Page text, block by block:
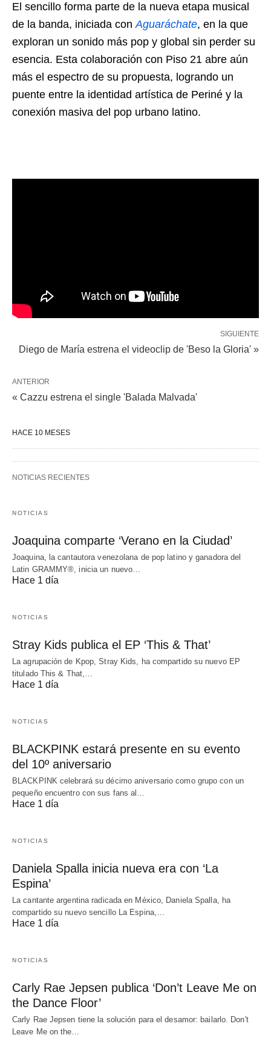
El sencillo forma parte de la nueva etapa musical
de la banda, iniciada conAguaráchate, en la que
exploran un sonido más pop y global sin perder su
esencia. Esta colaboración con Piso 21 abre aún
más el espectro de su propuesta, logrando un
puente entre la identidad artística de Periné y la
conexión masiva del pop urbano latino.
SIGUIENTE
Diego de María estrena el videoclip de 'Beso la Gloria' »
ANTERIOR
« Cazzu estrena el single 'Balada Malvada'
HACE 10 MESES
NOTICIAS RECIENTES
NOTICIAS
Joaquina comparte ‘Verano en la Ciudad’
Joaquina, la cantautora venezolana de pop latino y ganadora del
Latin GRAMMY®, inicia un nuevo…
Hace 1 día
NOTICIAS
Stray Kids publica el EP ‘This & That’
La agrupación de Kpop, Stray Kids, ha compartido su nuevo EP
titulado This & That,…
Hace 1 día
NOTICIAS
BLACKPINK estará presente en su evento
del 10º aniversario
BLACKPINK celebrará su décimo aniversario como grupo con un
pequeño encuentro con sus fans al…
Hace 1 día
NOTICIAS
Daniela Spalla inicia nueva era con ‘La
Espina’
La cantante argentina radicada en México, Daniela Spalla, ha
compartido su nuevo sencillo La Espina,…
Hace 1 día
NOTICIAS
Carly Rae Jepsen publica ‘Don’t Leave Me on
the Dance Floor’
Carly Rae Jepsen tiene la solución para el desamor: bailarlo. Don't
Leave Me on the…